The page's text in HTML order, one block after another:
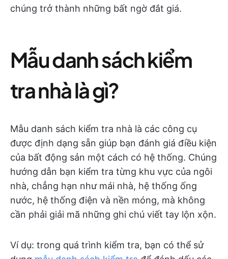
chúng trở thành những bất ngờ đắt giá.
Mẫu danh sách kiểm
tra nhà là gì?
Mẫu danh sách kiểm tra nhà là các công cụ
được định dạng sẵn giúp bạn đánh giá điều kiện
của bất động sản một cách có hệ thống. Chúng
hướng dẫn bạn kiểm tra từng khu vực của ngôi
nhà, chẳng hạn như mái nhà, hệ thống ống
nước, hệ thống điện và nền móng, mà không
cần phải giải mã những ghi chú viết tay lộn xộn.
Ví dụ: trong quá trình kiểm tra, bạn có thể sử